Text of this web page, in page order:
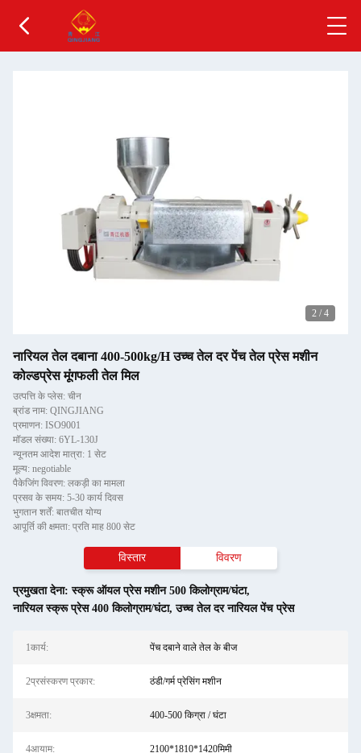
2 / 4
नारियल तेल दबाना 400-500kg/H उच्च तेल दर पेंच तेल प्रेस मशीन
कोल्डप्रेस मूंगफली तेल मिल
उत्पत्ति के प्लेस: चीन
ब्रांड नाम: QINGJIANG
प्रमाणन: ISO9001
मॉडल संख्या: 6YL-130J
न्यूनतम आदेश मात्रा: 1 सेट
मूल्य: negotiable
पैकेजिंग विवरण: लकड़ी का मामला
प्रसव के समय: 5-30 कार्य दिवस
भुगतान शर्तें: बातचीत योग्य
आपूर्ति की क्षमता: प्रति माह 800 सेट
विस्तार विवरण
प्रमुखता देना:स्क्रू ऑयल प्रेस मशीन 500 किलोग्राम/घंटा,
नारियल स्क्रू प्रेस 400 किलोग्राम/घंटा,उच्च तेल दर नारियल पेंच प्रेस
1कार्य: पेंच दबाने वाले तेल के बीज
2प्रसंस्करण प्रकार: ठंडी/गर्म प्रेसिंग मशीन
3क्षमता: 400-500 किग्रा / घंटा
4आयाम: 2100*1810*1420मिमी